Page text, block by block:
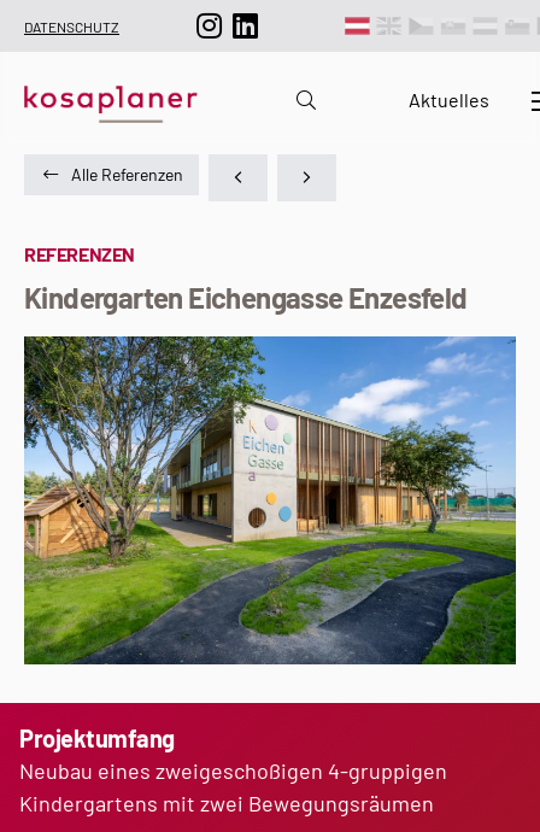
DATENSCHUTZ
Aktuelles
Alle Referenzen
REFERENZEN
Kindergarten Eichengasse Enzesfeld
Projektumfang
Neubau eines zweigeschoßigen 4-gruppigen
Kindergartens mit zwei Bewegungsräumen